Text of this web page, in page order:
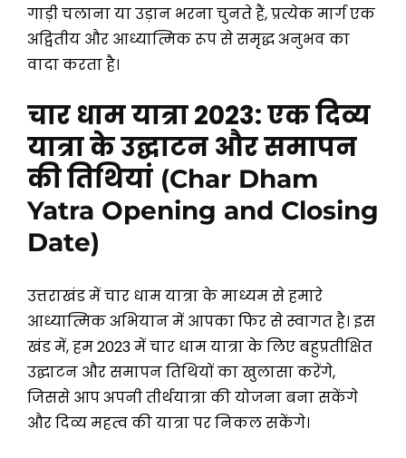
गाड़ी चलाना या उड़ान भरना चुनते हैं, प्रत्येक मार्ग एक
अद्वितीय और आध्यात्मिक रूप से समृद्ध अनुभव का
वादा करता है।
चार धाम यात्रा 2023: एक दिव्य
यात्रा के उद्घाटन और समापन
की तिथियां (Char Dham
Yatra Opening and Closing
Date)
उत्तराखंड में चार धाम यात्रा के माध्यम से हमारे
आध्यात्मिक अभियान में आपका फिर से स्वागत है। इस
खंड में, हम 2023 में चार धाम यात्रा के लिए बहुप्रतीक्षित
उद्घाटन और समापन तिथियों का खुलासा करेंगे,
जिससे आप अपनी तीर्थयात्रा की योजना बना सकेंगे
और दिव्य महत्व की यात्रा पर निकल सकेंगे।